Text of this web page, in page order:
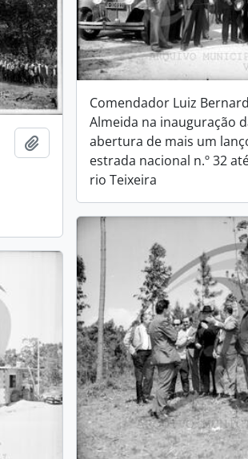
Comendador Luiz
Almeida na inauguração
abertura de mais um
estrada nacional n.º 32
rio Teixeira
Add to clipboard